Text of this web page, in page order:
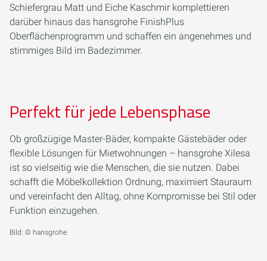
Schiefergrau Matt und Eiche Kaschmir komplettieren
darüber hinaus das hansgrohe FinishPlus
Oberflächenprogramm und schaffen ein angenehmes und
stimmiges Bild im Badezimmer.
Perfekt für jede Lebensphase
Ob großzügige Master-Bäder, kompakte Gästebäder oder
flexible Lösungen für Mietwohnungen – hansgrohe Xilesa
ist so vielseitig wie die Menschen, die sie nutzen. Dabei
schafft die Möbelkollektion Ordnung, maximiert Stauraum
und vereinfacht den Alltag, ohne Kompromisse bei Stil oder
Funktion einzugehen.
Bild: © hansgrohe